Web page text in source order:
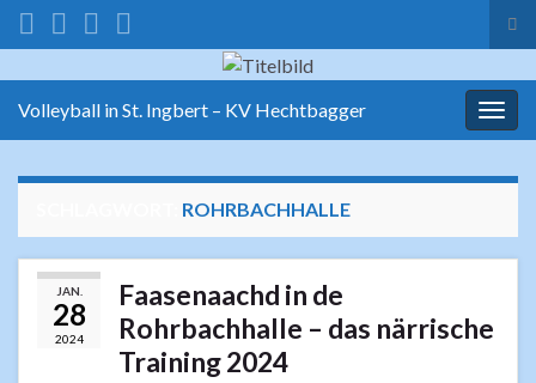
Volleyball in St. Ingbert – KV Hechtbagger
ROHRBACHHALLE
JAN.
28
2024
Faasenaachd in de
Rohrbachhalle – das närrische
Training 2024